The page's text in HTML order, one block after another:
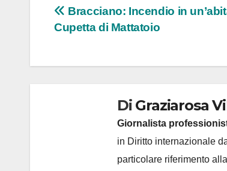
Navigazione
articoli
Bracciano: Incendio in
Cupetta di Mattatoio
Di Graziarosa
Giornalista
in Diritto internazionale
particolare riferimento